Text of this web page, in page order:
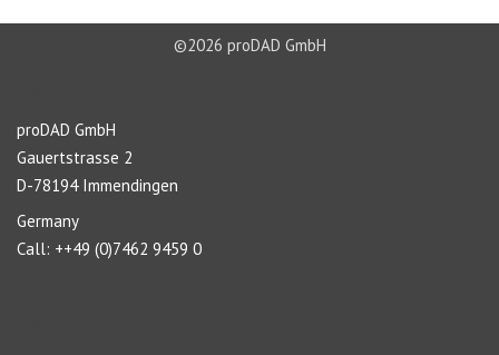
©2026 proDAD GmbH
proDAD GmbH
Gauertstrasse 2
D-78194 Immendingen
Germany
Call: ++49 (0)7462 9459 0